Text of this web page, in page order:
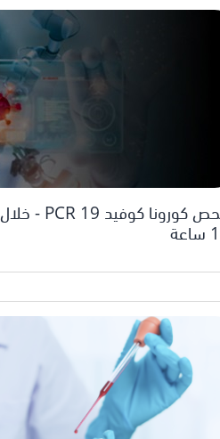
فحص كورونا كوفيد 19 PCR - خلال